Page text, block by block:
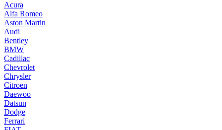
Acura
Alfa Romeo
Aston Martin
Audi
Bentley
BMW
Cadillac
Chevrolet
Chrysler
Citroen
Daewoo
Datsun
Dodge
Ferrari